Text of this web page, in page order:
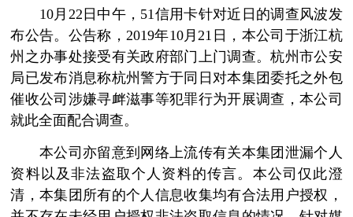
10月22日中午，51信用卡针对近日的调查风波发
布公告。公告称，2019年10月21日，本公司于浙江杭
州之办事处接受有关政府部门上门调查。杭州市公安
局已发布消息称杭州警方于同日对本集团委托之外包
催收公司涉嫌寻衅滋事等犯罪行为开展调查，本公司
就此全面配合调查。
本公司亦留意到网络上流传有关本集团泄漏个人
资料以及非法盗取个人资料的传言。本公司仅此澄
清，本集团所有的个人信息收集均有合法用户授权，